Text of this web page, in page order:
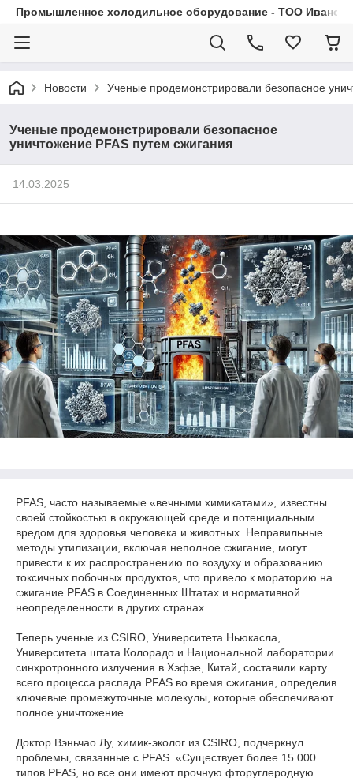
Промышленное холодильное оборудование - ТОО
Новости Ученые продемонстрировали безопасное
Ученые продемонстрировали безопасное
уничтожение PFAS путем сжигания
14.03.2025
PFAS, часто называемые «вечными химикатами», известны
своей стойкостью в окружающей среде и потенциальным
вредом для здоровья человека и животных. Неправильные
методы утилизации, включая неполное сжигание, могут
привести к их распространению по воздуху и образованию
токсичных побочных продуктов, что привело к мораторию на
сжигание PFAS в Соединенных Штатах и ​​нормативной
неопределенности в других странах.
Теперь ученые из CSIRO, Университета Ньюкасла,
Университета штата Колорадо и Национальной лаборатории
синхротронного излучения в Хэфэе, Китай, составили карту
всего процесса распада PFAS во время сжигания, определив
ключевые промежуточные молекулы, которые обеспечивают
полное уничтожение.
Доктор Вэньчао Лу, химик-эколог из CSIRO, подчеркнул
проблемы, связанные с PFAS. «Существует более 15 000
типов PFAS, но все они имеют прочную фторуглеродную